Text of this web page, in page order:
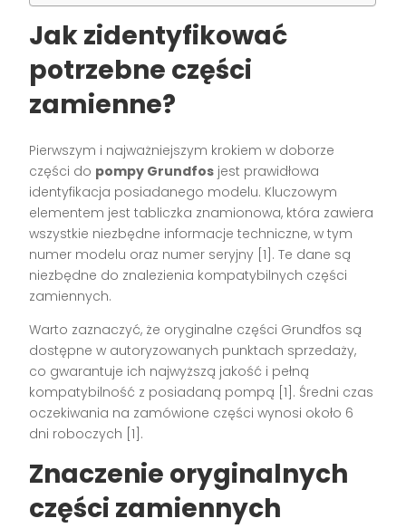
Jak zidentyfikować
potrzebne części
zamienne?
Pierwszym i najważniejszym krokiem w doborze
części do pompy Grundfos jest prawidłowa
identyfikacja posiadanego modelu. Kluczowym
elementem jest tabliczka znamionowa, która zawiera
wszystkie niezbędne informacje techniczne, w tym
numer modelu oraz numer seryjny [1]. Te dane są
niezbędne do znalezienia kompatybilnych części
zamiennych.
Warto zaznaczyć, że oryginalne części Grundfos są
dostępne w autoryzowanych punktach sprzedaży,
co gwarantuje ich najwyższą jakość i pełną
kompatybilność z posiadaną pompą [1]. Średni czas
oczekiwania na zamówione części wynosi około 6
dni roboczych [1].
Znaczenie oryginalnych
części zamiennych